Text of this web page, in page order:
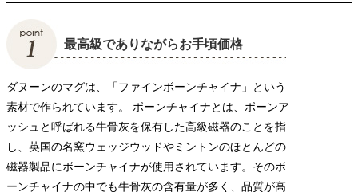
最高級でありながらお手頃価格
ダヌーンのマグは、「ファインボーンチャイナ」という
素材で作られています。 ボーンチャイナとは、ボーンア
ッシュと呼ばれる牛骨灰を保有した高級磁器のことを指
し、英国の名窯ウェッジウッドやミントンのほとんどの
磁器製品にボーンチャイナが使用されています。そのボ
ーンチャイナの中でも牛骨灰の含有量が多く、品質が高